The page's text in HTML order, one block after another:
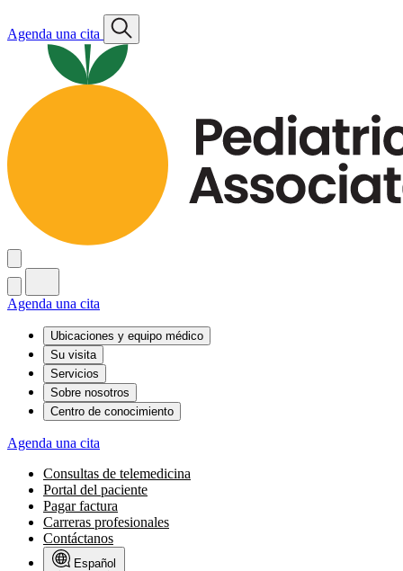
Agenda una cita
Agenda una cita
Ubicaciones y equipo médico
Su visita
Servicios
Sobre nosotros
Centro de conocimiento
Agenda una cita
Consultas de telemedicina
Portal del paciente
Pagar factura
Carreras profesionales
Contáctanos
Español